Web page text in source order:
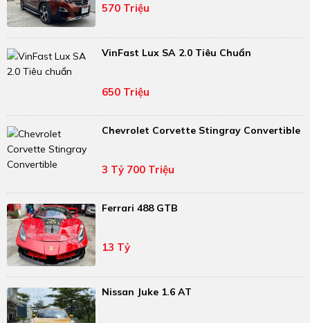
570 Triệu
VinFast Lux SA 2.0 Tiêu Chuẩn
650 Triệu
Chevrolet Corvette Stingray Convertible
3 Tỷ 700 Triệu
Ferrari 488 GTB
13 Tỷ
Nissan Juke 1.6 AT